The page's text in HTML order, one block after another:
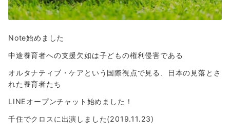
Note始めました
中途養育者への支援欠如は子どもの権利侵害である
オルタナティブ・ケアという国際視点で見る、日本の見落とさ
れた養育者たち
LINEオープンチャット始めました！
千住でクロスに出演しました(2019.11.23)